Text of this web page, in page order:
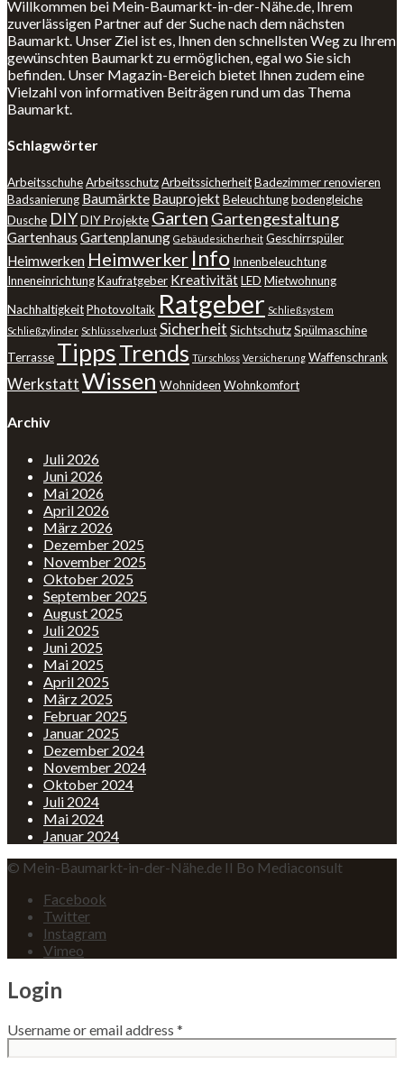
Willkommen bei Mein-Baumarkt-in-der-Nähe.de, Ihrem
zuverlässigen Partner auf der Suche nach dem nächsten
Baumarkt. Unser Ziel ist es, Ihnen den schnellsten Weg zu Ihrem
gewünschten Baumarkt zu ermöglichen, egal wo Sie sich
befinden. Unser Magazin-Bereich bietet Ihnen zudem eine
Vielzahl von informativen Beiträgen rund um das Thema
Baumarkt.
Schlagwörter
ArbeitsschuheArbeitsschutzArbeitssicherheitBadezimmer renovieren
Badsanierung Baumärkte BauprojektBeleuchtungbodengleiche
Dusche DIYDIY Projekte Garten Gartengestaltung
Gartenhaus Gartenplanung Gebäudesicherheit Geschirrspüler
Heimwerken Heimwerker Info Innenbeleuchtung
InneneinrichtungKaufratgeber KreativitätLED Mietwohnung
NachhaltigkeitPhotovoltaik Ratgeber Schließsystem
Schließzylinder Schlüsselverlust Sicherheit SichtschutzSpülmaschine
Terrasse TippsTrends Türschloss Versicherung Waffenschrank
WerkstattWissen Wohnideen Wohnkomfort
Archiv
Juli 2026
Juni 2026
Mai 2026
April 2026
März 2026
Dezember 2025
November 2025
Oktober 2025
September 2025
August 2025
Juli 2025
Juni 2025
Mai 2025
April 2025
März 2025
Februar 2025
Januar 2025
Dezember 2024
November 2024
Oktober 2024
Juli 2024
Mai 2024
Januar 2024
© Mein-Baumarkt-in-der-Nähe.de II Bo Mediaconsult
Facebook
Twitter
Instagram
Vimeo
Login
Username or email address *